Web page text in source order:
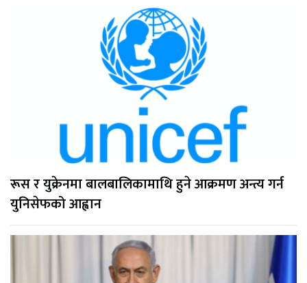
रूस र युक्रेनमा बालबालिकामाथि हुने आक्रमण अन्त्य गर्न
युनिसेफको आह्वान